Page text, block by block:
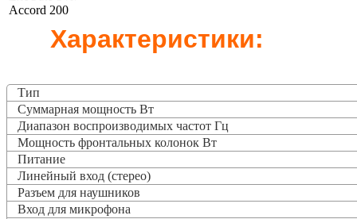
Характеристики:
Тип
Суммарная мощность Вт
Диапазон воспроизводимых частот Гц
Мощность фронтальных колонок Вт
Питание
Линейный вход (стерео)
Разъем для наушников
Вход для микрофона